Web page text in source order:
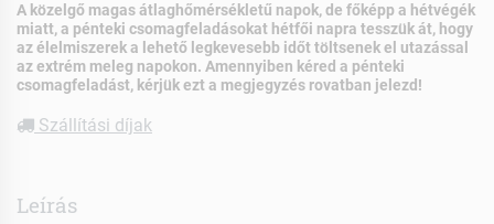
A közelgő magas átlaghőmérsékletű napok, de főképp a hétvégék
miatt, a pénteki csomagfeladásokat hétfői napra tesszük át, hogy
az élelmiszerek a lehető legkevesebb időt töltsenek el utazással
az extrém meleg napokon. Amennyiben kéred a pénteki
csomagfeladást, kérjük ezt a megjegyzés rovatban jelezd!
Szállítási díjak
Leírás